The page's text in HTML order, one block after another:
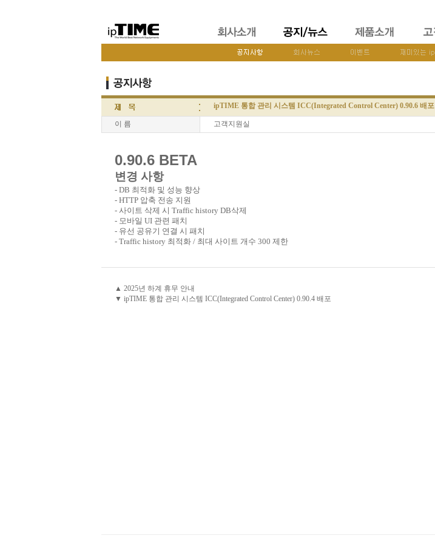
ipTIME 통합 관리 시스템 ICC(Integrated Control Center) 0.90.6 배포
이 름 고객지원실
0.90.6 BETA
변경 사항
- DB 최적화 및 성능 향상
- HTTP 압축 전송 지원
- 사이트 삭제 시 Traffic history DB삭제
- 모바일 UI 관련 패치
- 유선 공유기 연결 시 패치
- Traffic history 최적화 / 최대 사이트 개수 300 제한
▲ 2025년 하계 휴무 안내
▼ ipTIME 통합 관리 시스템 ICC(Integrated Control Center) 0.90.4 배포